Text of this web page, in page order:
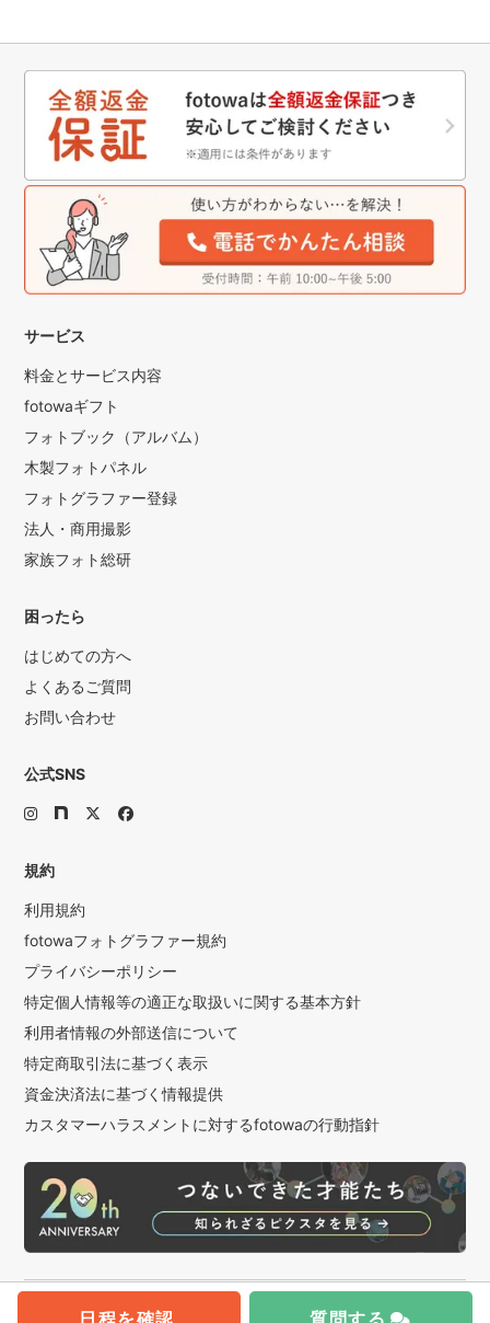
- - - - - - - - - -
◆貸し出し可能な撮影グッズについて
以下グッズはすべて無料で貸し出しております。ご希望のも
のがございましたら「ご予約時」にお伝えください。
【お宮参り】
・産着女の子用(合計6着あり…赤×3、濃いピンク、ピンク、
・産着男の子用(合計5着あり…黒×2、紺×2、青緑)
・スタイ、帽子、お守り
【七五三】
・男の子用刀
・紙風船(口をつけるためプレゼント)
・「7」「5」「3」の数字プレート
・七五三扇子
【ニューボーンフォト】
はお問い合わせください)。
【その他】
・数字バルーン(一部の数字のみ)
おめでとう」
・花かんむり(マタニティフォトなど)
・バンボ(ハーフバースデーなど)
・ブーケ、ブートニア(ウェディングなど)
※夫もフォトグラファーをしており小道具は共有で使用してお
ります。数に限りがございますので、基本的には貸出希望の
お申出をいただいた順で対応しております。ご希望の場合は
お早めにご連絡ください。
もございます。
※お宮参りの産着(祝着)は撮影時のみの貸出になりご祈祷中の
貸出は行っておりません。また、クリーニングに出している
場合は貸出できませんのでご希望の場合はお早めにご予約く
ださい。
は行っておりません。
日程を確認 質問する
サービス
料金とサービス内容
fotowaギフト
フォトブック（アルバム）
木製フォトパネル
フォトグラファー登録
法人・商用撮影
家族フォト総研
困ったら
はじめての方へ
よくあるご質問
お問い合わせ
公式SNS
規約
利用規約
fotowaフォトグラファー規約
プライバシーポリシー
特定個人情報等の適正な取扱いに関する基本方針
利用者情報の外部送信について
特定商取引法に基づく表示
資金決済法に基づく情報提供
カスタマーハラスメントに対するfotowaの行動指針
会社概要 サイトマップ © 2016 - 2026 PIXTA Inc.